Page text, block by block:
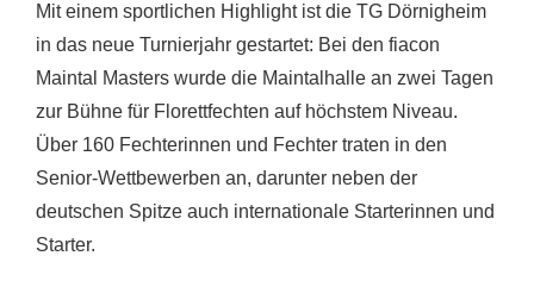
Mit einem sportlichen Highlight ist die TG Dörnigheim
in das neue Turnierjahr gestartet: Bei den fiacon
Maintal Masters wurde die Maintalhalle an zwei Tagen
zur Bühne für Florettfechten auf höchstem Niveau.
Über 160 Fechterinnen und Fechter traten in den
Senior-Wettbewerben an, darunter neben der
deutschen Spitze auch internationale Starterinnen und
Starter.